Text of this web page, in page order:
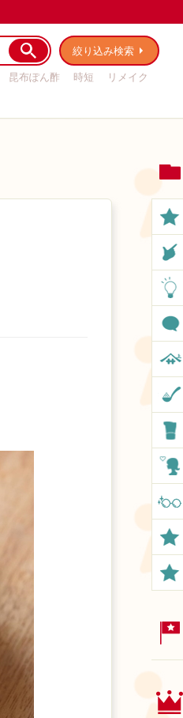
絞り込み検索
昆布ぽん酢 時短
リメイク